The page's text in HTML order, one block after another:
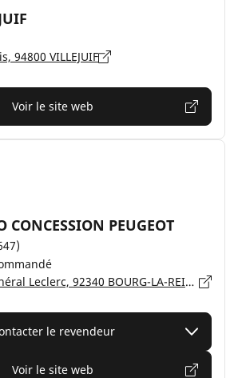
94800 VILLEJUIF
Voir le site web
CONCESSION PEUGEOT
12 Avenue du Général Leclerc, 92340 BOURG-LA-REINE
le revendeur
Voir le site web